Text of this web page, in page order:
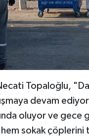
Topaloğlu,
devam
oluyor ve
hem sokak